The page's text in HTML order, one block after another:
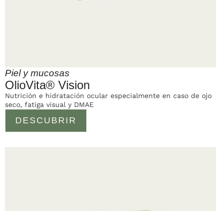
Piel y mucosas
OlioVita® Vision
DESCUBRIR
Nutrición e hidratación ocular especialmente en caso de ojo
seco, fatiga visual y DMAE